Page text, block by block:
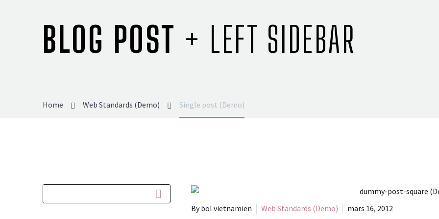
BLOG POST + LEFT SIDEBAR
Home Web Standards (Demo) Single post (Demo)
By bol vietnamien Web Standards (Demo) mars 16, 2012